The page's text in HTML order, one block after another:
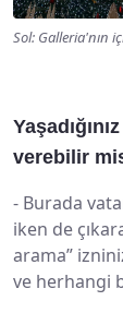
Sol: Galleria'nın
verebilir
- Burada
iken de
arama”
ve herhangi